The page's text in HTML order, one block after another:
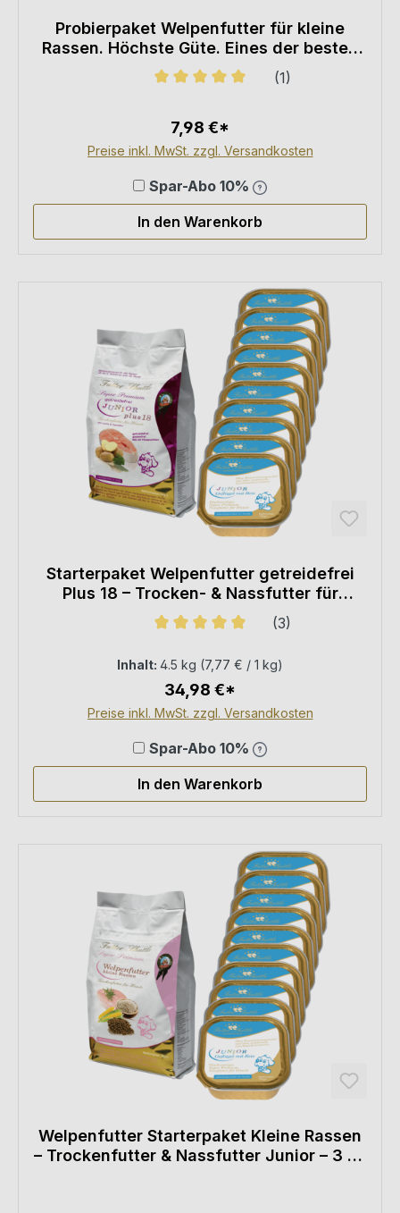
Probierpaket Welpenfutter für kleine
Rassen. Höchste Güte. Eines der besten
und hochwertigsten Super Premium
Welpen Trockenfutter auf dem Markt
(1)
7,98 €*
Preise inkl. MwSt. zzgl. Versandkosten
Spar-Abo 10%
In den Warenkorb
Starterpaket Welpenfutter getreidefrei
Plus 18 – Trocken- & Nassfutter für
Welpen ab 6. Woche
(3)
Inhalt: 4.5 kg (7,77 € / 1 kg)
34,98 €*
Preise inkl. MwSt. zzgl. Versandkosten
Spar-Abo 10%
In den Warenkorb
Welpenfutter Starterpaket Kleine Rassen
– Trockenfutter & Nassfutter Junior – 3 kg